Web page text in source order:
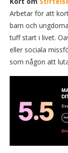
Arbetar för att
barn och
tuff start i livet.
eller sociala
som någon att